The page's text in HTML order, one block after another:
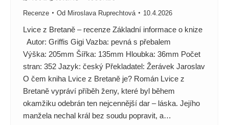
Recenze Od Miroslava Ruprechtová 10.4.2026
Lvice z Bretaně – recenze Základní informace o knize
Autor: Griffis Gigi Vazba: pevná s přebalem
Výška: 205mm Šířka: 135mm Hloubka: 36mm Počet
stran: 352 Jazyk: český Překladatel: Žerávek Jaroslav
O čem kniha Lvice z Bretaně je? Román Lvice z
Bretaně vypráví příběh ženy, které byl během
okamžiku odebrán ten nejcennější dar – láska. Jejího
manžela nechal král bez soudu popravit, a…